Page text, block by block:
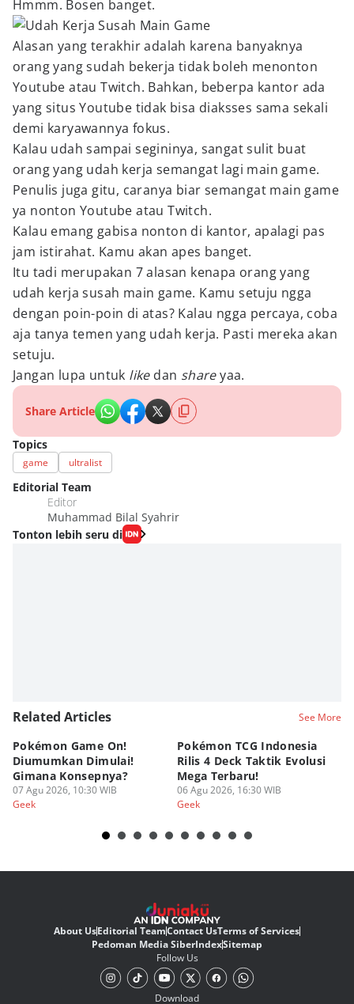
Hmmm. Bosen banget.
Alasan yang terakhir adalah karena banyaknya
orang yang sudah bekerja tidak boleh menonton
Youtube atau Twitch. Bahkan, beberpa kantor ada
yang situs Youtube tidak bisa diaksses sama sekali
demi karyawannya fokus.
Kalau udah sampai segininya, sangat sulit buat
orang yang udah kerja semangat lagi main game.
Penulis juga gitu, caranya biar semangat main game
ya nonton Youtube atau Twitch.
Kalau emang gabisa nonton di kantor, apalagi pas
jam istirahat. Kamu akan apes banget.
Itu tadi merupakan 7 alasan kenapa orang yang
udah kerja susah main game. Kamu setuju ngga
dengan poin-poin di atas? Kalau ngga percaya, coba
aja tanya temen yang udah kerja. Pasti mereka akan
setuju.
Jangan lupa untuk like dan shareyaa.
Share Article
Topics
game ultralist
Editorial Team
Editor
Muhammad Bilal Syahrir
Tonton lebih seru di
Related Articles See More
Pokémon Game On!
Diumumkan Dimulai!
Gimana Konsepnya?
07 Agu 2026, 10:30 WIB
Geek
Pokémon TCG Indonesia
Rilis 4 Deck Taktik Evolusi
Mega Terbaru!
06 Agu 2026, 16:30 WIB
Geek
About UsEditorial TeamContact UsTerms of Services
Pedoman Media SiberIndexSitemap
Follow Us
Download